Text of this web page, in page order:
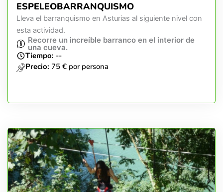
ESPELEOBARRANQUISMO
Lleva el barranquismo en Asturias al siguiente nivel con
esta actividad.
Recorre un increíble barranco en el interior de
una cueva.
Tiempo: --
Precio: 75 € por persona